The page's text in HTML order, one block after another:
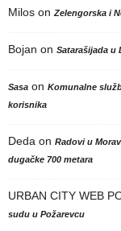
Milos on Zelengorska i
Bojan on Satarašijada u
Sasa on Komunalne
korisnika
Deda on Radovi u
dugačke 700 metara
URBAN CITY WEB
sudu u Požarevcu